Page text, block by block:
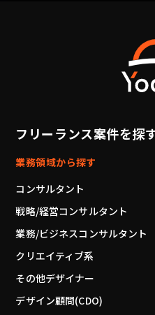
フリーランス案件を探
業務領域から探す
コンサルタント
戦略/経営コンサルタント
業務/ビジネスコンサルタント
クリエイティブ系
その他デザイナー
デザイン顧問(CDO)